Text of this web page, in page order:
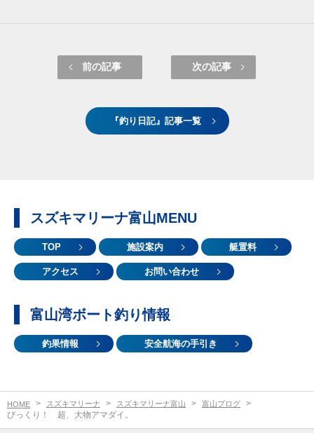
前の記事 次の記事
『釣り日記』記事一覧
スズキマリーナ富山MENU
TOP 施設案内 艇置料
アクセス お問い合わせ
富山湾ボート釣り情報
釣果情報 安全航海の手引き
HOME スズキマリーナ スズキマリーナ富山 富山ブログ
びっくり！ 超、大物アマダイ。